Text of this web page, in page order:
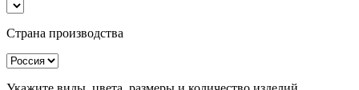
Страна производства